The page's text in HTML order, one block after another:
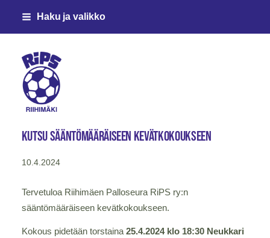
Siirry
Haku ja valikko
Riihimäen Palloseura ry
KUTSU SÄÄNTÖMÄÄRÄISEEN KEVÄTKOKOUKSEEN
10.4.2024
Tervetuloa Riihimäen Palloseura RiPS ry:n
sääntömääräiseen kevätkokoukseen.
Kokous pidetään torstaina 25.4.2024 klo 18:30 Neukkari